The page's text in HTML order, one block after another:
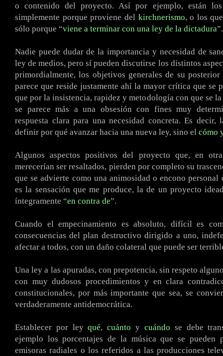
o contenido del proyecto. Así por ejemplo, están
simplemente porque proviene del kirchnerismo, o los
sólo porque “viene a terminar con una ley de la dictadura”.
Nadie puede dudar de la importancia y necesidad de
ley de medios, pero sí pueden discutirse los distintos
primordialmente, los objetivos generales de su
parece que reside justamente ahí la mayor crítica que se
que por la insistencia, rapidez y metodología con que se
se parece más a una obsesión con fines muy
respuesta clara para una necesidad concreta. Es decir,
definir por qué avanzar hacia una nueva ley, sino el cómo
Algunos aspectos positivos del proyecto que, en
merecerían ser resaltados, pierden por completo su
que se advierte como una animosidad o encono personal
es la sensación que me produce, la de un proyecto
íntegramente “en contra de”.
Cuando el empecinamiento es absoluto, difícil es
consecuencias del plan destructivo dirigido a uno,
afectar a todos, con un daño colateral que puede ser
Una ley a las apuradas, con prepotencia, sin respeto
con muy dudosos procedimientos y en clara
constitucionales, por más importante que sea, se
verdaderamente antidemocrática.
Establecer por leyqué,cuánto y cuándo se debe
ejemplo los porcentajes de la música que se pueden
emisoras radiales o los referidos a las producciones